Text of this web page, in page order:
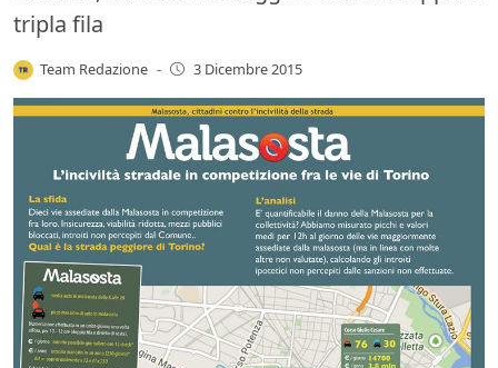
tripla fila
Team Redazione - 3 Dicembre 2015